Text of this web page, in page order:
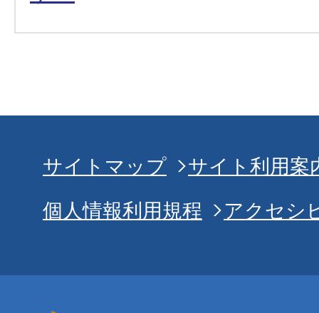
サイトマップ
サイト利用案
個人情報利用規程
アクセシ